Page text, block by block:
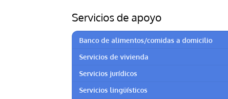
Servicios de apoyo
Banco de alimentos/comidas a domicilio
Servicios de vivienda
Servicios jurídicos
Servicios lingüísticos